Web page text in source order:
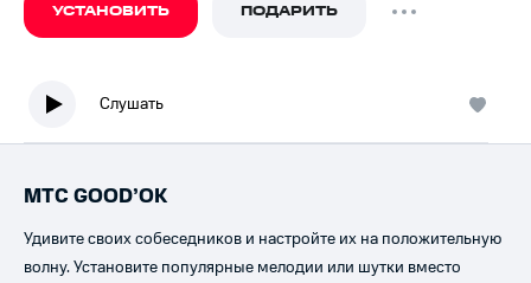
УСТАНОВИТЬ ПОДАРИТЬ
Слушать
МТС GOOD’OK
Удивите своих собеседников и настройте их на положительную
волну. Установите популярные мелодии или шутки вместо